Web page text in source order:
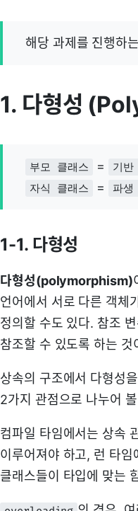
해당 과제를 진행하
1. 다형성
부모 클래스 = 기반
자식 클래스
= 파생
1-1. 다형성
다형성(polymorphism)
언어에서 서로 다른 객체
정의할 수도 있다. 참조
참조할 수 있도록 하는
상속의 구조에서 다형성
2가지 관점으로 나누어
컴파일 타임에서는 상속
이루어져야 하고, 런 타임
클래스들이 타입에 맞는